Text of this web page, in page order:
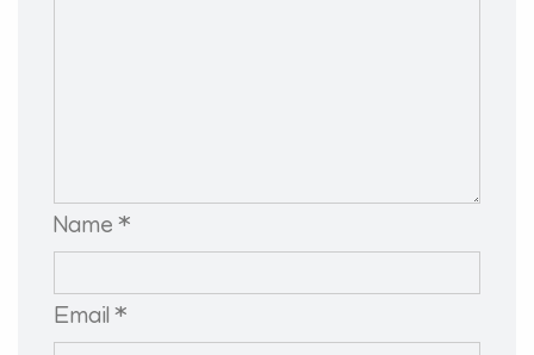
Name *
Email *